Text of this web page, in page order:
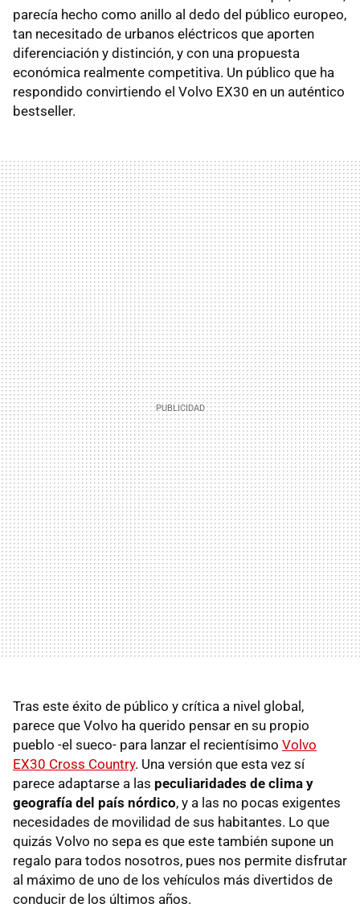
parecía hecho como anillo al dedo del público europeo,
tan necesitado de urbanos eléctricos que aporten
diferenciación y distinción, y con una propuesta
económica realmente competitiva. Un público que ha
respondido convirtiendo el Volvo EX30 en un auténtico
bestseller.
Tras este éxito de público y crítica a nivel global,
parece que Volvo ha querido pensar en su propio
pueblo -el sueco- para lanzar el recientísimo Volvo
EX30 Cross Country. Una versión que esta vez sí
parece adaptarse a las peculiaridades de clima y
geografía del país nórdico, y a las no pocas exigentes
necesidades de movilidad de sus habitantes. Lo que
quizás Volvo no sepa es que este también supone un
regalo para todos nosotros, pues nos permite disfrutar
al máximo de uno de los vehículos más divertidos de
conducir de los últimos años.